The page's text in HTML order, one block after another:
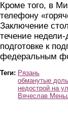
Кроме того, в
телефону
Заключение
течение недели-
подготовке к
федеральным
Теги: Рязань
обманутые
недострой на
Вячеслав